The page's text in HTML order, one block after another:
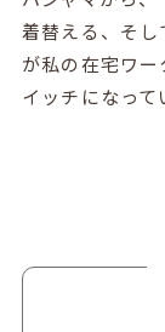
着替える、そ
が私の在宅ワ
イッチになって